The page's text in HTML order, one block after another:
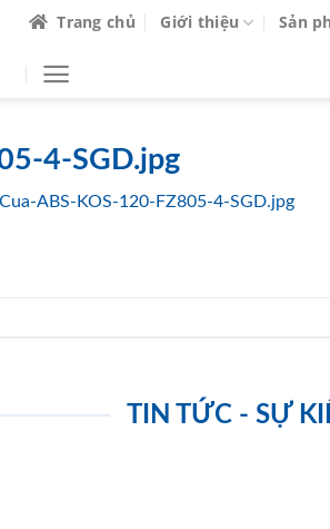
Trang chủ Giới thiệu Sản
4-SGD.jpg
Cua-ABS-KOS-120-FZ805-4-SGD.jpg
TIN TỨC - SỰ